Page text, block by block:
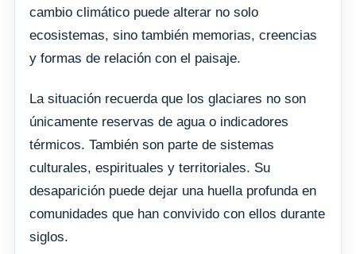
cambio climático puede alterar no solo
ecosistemas, sino también memorias, creencias
y formas de relación con el paisaje.
La situación recuerda que los glaciares no son
únicamente reservas de agua o indicadores
térmicos. También son parte de sistemas
culturales, espirituales y territoriales. Su
desaparición puede dejar una huella profunda en
comunidades que han convivido con ellos durante
siglos.